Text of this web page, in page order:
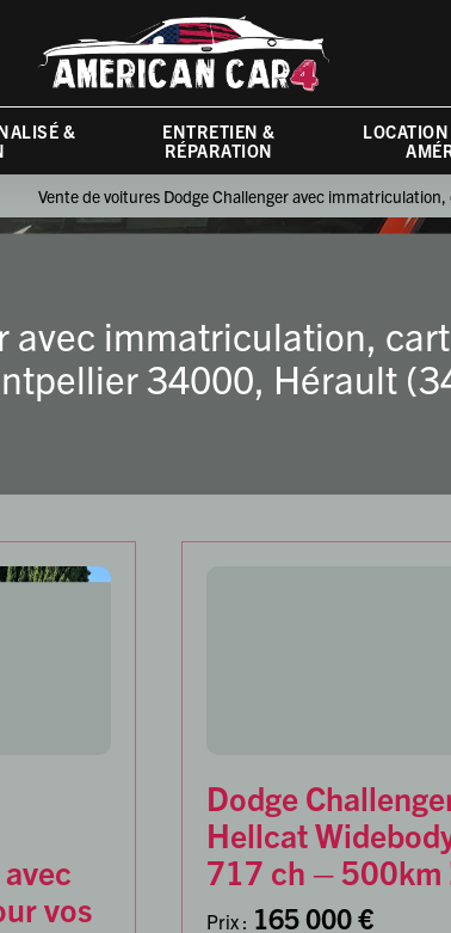
&
ENTRETIEN &
RÉPARATION
Vente de voitures Dodge Challenger avec
avec immatriculation,
34000, Hérault
vos
Dodge
Hellcat
717 ch – 500km
Prix : 165 000 €